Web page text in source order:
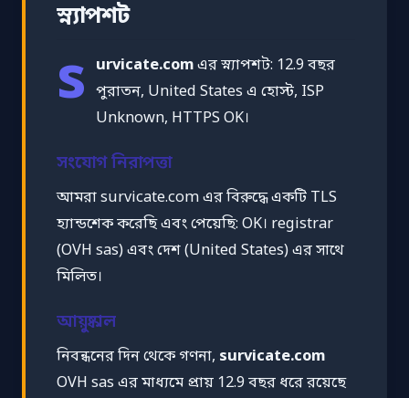
স্ন্যাপশট
s urvicate.comএর স্ন্যাপশট: 12.9 বছর
পুরাতন, United States এ হোস্ট, ISP
Unknown, HTTPS OK।
সংযোগ নিরাপত্তা
আমরা survicate.com এর বিরুদ্ধে একটি TLS
হ্যান্ডশেক করেছি এবং পেয়েছি: OK। registrar
(OVH sas) এবং দেশ (United States) এর সাথে
মিলিত।
আয়ুষ্কাল
নিবন্ধনের দিন থেকে গণনা, survicate.com
OVH sas এর মাধ্যমে প্রায় 12.9 বছর ধরে রয়েছে